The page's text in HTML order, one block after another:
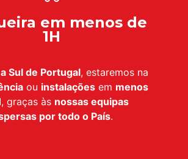
em menos de
1H
Sul de Portugal, estaremos na
ou instalações em menos
, graças às nossas equipas
por todo o País.